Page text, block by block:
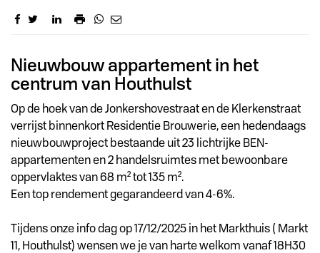
Omschrijving
Nieuwbouw appartement in het
centrum van Houthulst
Op de hoek van de Jonkershovestraat en de Klerkenstraat
verrijst binnenkort Residentie Brouwerie, een hedendaags
nieuwbouwproject bestaande uit 23 lichtrijke BEN-
appartementen en 2 handelsruimtes met bewoonbare
oppervlaktes van 68 m² tot 135 m².
Een top rendement gegarandeerd van 4-6%.
Tijdens onze info dag op 17/12/2025 in het Markthuis ( Markt
11, Houthulst) wensen we je van harte welkom vanaf 18H30